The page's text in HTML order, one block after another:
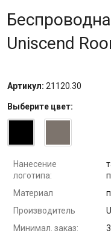
Uniscend
Артикул: 21120.30
Выберите цвет:
Нанесение
логотипа:
Материал
Производитель
Минимал. заказ: